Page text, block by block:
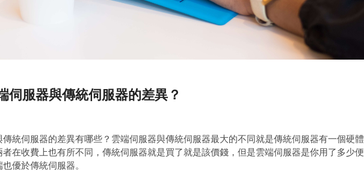
伺服器與傳統伺服器的差異？
傳統伺服器的差異有哪些？雲端伺服器與傳統伺服器最大的不同就是傳統伺服器有一個硬體
在收費上也有所不同，傳統伺服器就是買了就是該價錢，但是雲端伺服器是你用了多少便
優於傳統伺服器。